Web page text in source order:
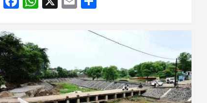
b
o
o
k
s
A
p
p
ail ar